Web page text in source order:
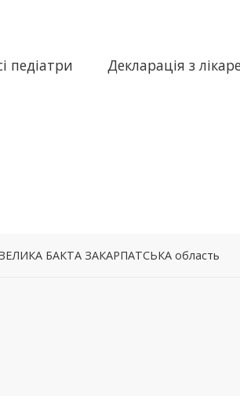
педіатри Декларація з
ВЕЛИКА БАКТА ЗАКАРПАТСЬКА область